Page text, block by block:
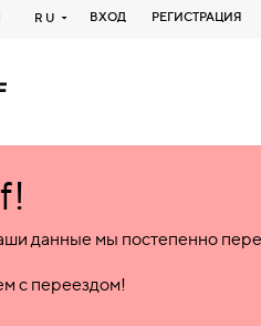
RU ВХОД РЕГИСТРАЦИЯ
данные мы постепенно
с переездом!